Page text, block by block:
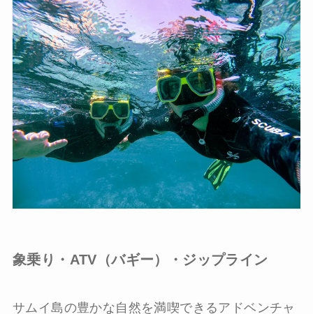
象乗り・ATV（バギー）・ジップライン
サムイ島の豊かな自然を満喫できるアドベンチャ